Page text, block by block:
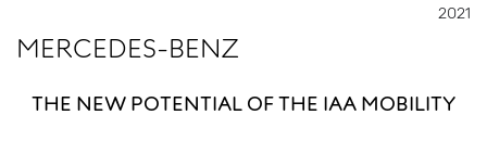
2021
MERCEDES-BENZ
THE NEW POTENTIAL OF THE IAA MOBILITY